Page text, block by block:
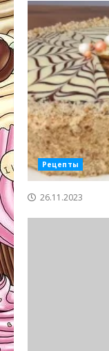
Рецепты
26.11.2023